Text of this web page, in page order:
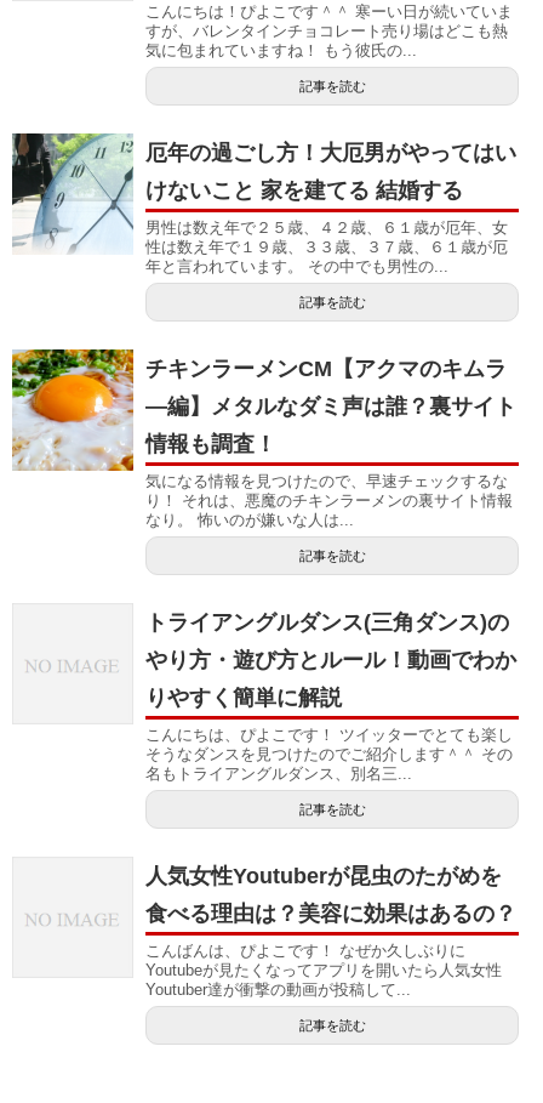
こんにちは！ぴよこです＾＾ 寒ーい日が続いていま
すが、バレンタインチョコレート売り場はどこも熱
気に包まれていますね！ もう彼氏の...
記事を読む
厄年の過ごし方！大厄男がやってはい
けないこと 家を建てる 結婚する
男性は数え年で２５歳、４２歳、６１歳が厄年、女
性は数え年で１９歳、３３歳、３７歳、６１歳が厄
年と言われています。 その中でも男性の...
記事を読む
チキンラーメンCM【アクマのキムラ
―編】メタルなダミ声は誰？裏サイト
情報も調査！
気になる情報を見つけたので、早速チェックするな
り！ それは、悪魔のチキンラーメンの裏サイト情報
なり。 怖いのが嫌いな人は...
記事を読む
トライアングルダンス(三角ダンス)の
やり方・遊び方とルール！動画でわか
りやすく簡単に解説
こんにちは、ぴよこです！ ツイッターでとても楽し
そうなダンスを見つけたのでご紹介します＾＾ その
名もトライアングルダンス、別名三...
記事を読む
人気女性Youtuberが昆虫のたがめを
食べる理由は？美容に効果はあるの？
こんばんは、ぴよこです！ なぜか久しぶりに
Youtubeが見たくなってアプリを開いたら人気女性
Youtuber達が衝撃の動画が投稿して...
記事を読む